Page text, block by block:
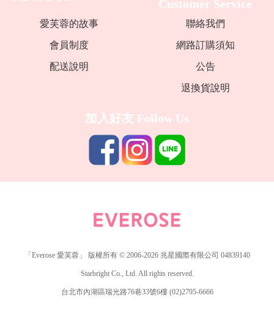
Customer Service
愛芙蓉的故事 聯絡我們
會員制度 網路訂購須知
配送說明 公告
退換貨說明
加入好友 Follow Us
「Everose 愛芙蓉」 版權所有 © 2006-2026 兆星國際有限公司 04839140
Starbright Co., Ltd. All rights reserved.
台北市內湖區瑞光路76巷33號6樓 (02)2795-6666